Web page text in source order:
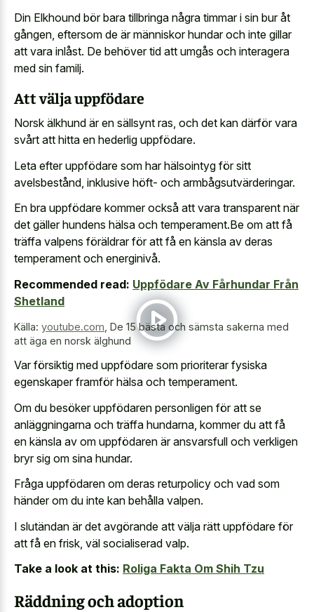
Din Elkhound bör bara tillbringa några timmar i sin bur åt
gången, eftersom de är människor hundar och inte gillar
att vara inlåst. De behöver tid att umgås och interagera
med sin familj.
Att välja uppfödare
Norsk älkhund är en sällsynt ras, och det kan därför vara
svårt att hitta en hederlig uppfödare.
Leta efter uppfödare som har hälsointyg för sitt
avelsbestånd, inklusive höft- och armbågsutvärderingar.
En bra uppfödare kommer också att vara transparent när
det gäller hundens hälsa och temperament.Be om att få
träffa valpens föräldrar för att få en känsla av deras
temperament och energinivå.
Recommended read: Uppfödare Av Fårhundar Från
Shetland
Källa: youtube.com De 15 bästa och sämsta sakerna med
att äga en norsk älghund
Var försiktig med uppfödare som prioriterar fysiska
egenskaper framför hälsa och temperament.
Om du besöker uppfödaren personligen för att se
anläggningarna och träffa hundarna, kommer du att få
en känsla av om uppfödaren är ansvarsfull och verkligen
bryr sig om sina hundar.
Fråga uppfödaren om deras returpolicy och vad som
händer om du inte kan behålla valpen.
I slutändan är det avgörande att välja rätt uppfödare för
att få en frisk, väl socialiserad valp.
Take a look at this: Roliga Fakta Om Shih Tzu
Räddning och adoption